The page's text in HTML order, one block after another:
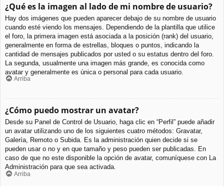
¿Qué es la imagen al lado de mi nombre de usuario?
Hay dos imágenes que pueden aparecer debajo de su nombre de usuario
cuando esté viendo los mensajes. Dependiendo de la plantilla que utilice
el foro, la primera imagen está asociada a la posición (rank) del usuario,
generalmente en forma de estrellas, bloques o puntos, indicando la
cantidad de mensajes publicados por usted o su estatus dentro del foro.
La segunda, usualmente una imagen más grande, es conocida como
avatar y generalmente es única o personal para cada usuario.
Arriba
¿Cómo puedo mostrar un avatar?
Desde su Panel de Control de Usuario, haga clic en “Perfil” puede añadir
un avatar utilizando uno de los siguientes cuatro métodos: Gravatar,
Galería, Remoto o Subida. Es la administración quien decide si se
pueden usar o no y en que tamaño y peso pueden ser publicadas. En
caso de que no este disponible la opción de avatar, comuníquese con La
Administración para que sea activada.
Arriba